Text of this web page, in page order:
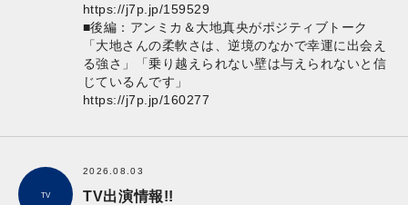
https://j7p.jp/159529
■後編：アンミカ＆大地真央がポジティブトーク
「大地さんの柔軟さは、逆境のなかで幸運に出会え
る強さ」「乗り越えられない壁は与えられないと信
じているんです」
https://j7p.jp/160277
TV
2026.08.03
TV出演情報!!